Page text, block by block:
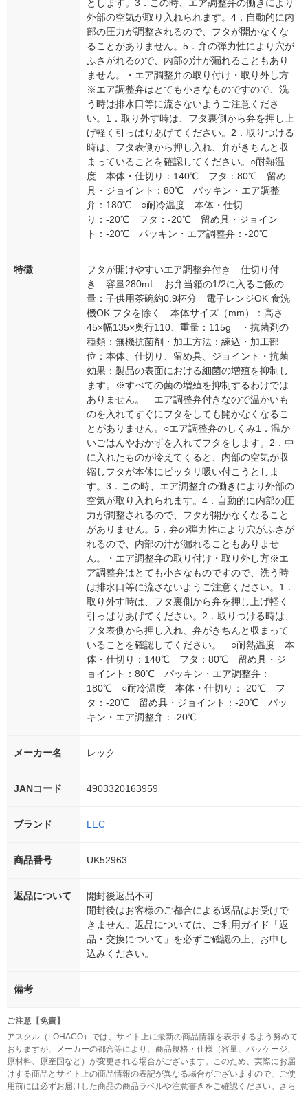
とします。3．この時、エア調整弁の働きにより
外部の空気が取り入れられます。4．自動的に内
部の圧力が調整されるので、フタが開かなくな
ることがありません。5．弁の弾力性により穴が
ふさがれるので、内部の汁が漏れることもあり
ません。・エア調整弁の取り付け・取り外し方
※エア調整弁はとても小さなものですので、洗
う時は排水口等に流さないようご注意くださ
い。1．取り外す時は、フタ裏側から弁を押し上
げ軽く引っぱりあげてください。2．取りつける
時は、フタ表側から押し入れ、弁がきちんと収
まっていることを確認してください。○耐熱温
度 本体・仕切り：140℃ フタ：80℃ 留め
具・ジョイント：80℃ パッキン・エア調整
弁：180℃ ○耐冷温度 本体・仕切
り：-20℃ フタ：-20℃ 留め具・ジョイン
ト：-20℃ パッキン・エア調整弁：-20℃
特徴
フタが開けやすいエア調整弁付き 仕切り付
き 容量280mL お弁当箱の1/2に入るご飯の
量：子供用茶碗約0.9杯分 電子レンジOK 食洗
機OK フタを除く 本体サイズ（mm）：高さ
45×幅135×奥行110、重量：115g ・抗菌剤の
種類：無機抗菌剤・加工方法：練込・加工部
位：本体、仕切り、留め具、ジョイント・抗菌
効果：製品の表面における細菌の増殖を抑制し
ます。※すべての菌の増殖を抑制するわけでは
ありません。 エア調整弁付きなので温かいも
のを入れてすぐにフタをしても開かなくなるこ
とがありません。○エア調整弁のしくみ1．温か
いごはんやおかずを入れてフタをします。2．中
に入れたものが冷えてくると、内部の空気が収
縮しフタが本体にピッタリ吸い付こうとしま
す。3．この時、エア調整弁の働きにより外部の
空気が取り入れられます。4．自動的に内部の圧
力が調整されるので、フタが開かなくなること
がありません。5．弁の弾力性により穴がふさが
れるので、内部の汁が漏れることもありませ
ん。・エア調整弁の取り付け・取り外し方※エ
ア調整弁はとても小さなものですので、洗う時
は排水口等に流さないようご注意ください。1．
取り外す時は、フタ裏側から弁を押し上げ軽く
引っぱりあげてください。2．取りつける時は、
フタ表側から押し入れ、弁がきちんと収まって
いることを確認してください。 ○耐熱温度 本
体・仕切り：140℃ フタ：80℃ 留め具・ジ
ョイント：80℃ パッキン・エア調整弁：
180℃ ○耐冷温度 本体・仕切り：-20℃ フ
タ：-20℃ 留め具・ジョイント：-20℃ パッ
キン・エア調整弁：-20℃
メーカー名 レック
JANコード 4903320163959
ブランド LEC
商品番号 UK52963
返品について
開封後返品不可
開封後はお客様のご都合による返品はお受けで
きません。返品については、ご利用ガイド「返
品・交換について」を必ずご確認の上、お申し
込みください。
備考
ご注意【免責】
アスクル（LOHACO）では、サイト上に最新の商品情報を表示するよう努めて
おりますが、メーカーの都合等により、商品規格・仕様（容量、パッケージ、
原材料、原産国など）が変更される場合がございます。このため、実際にお届
けする商品とサイト上の商品情報の表記が異なる場合がございますので、ご使
用前には必ずお届けした商品の商品ラベルや注意書きをご確認ください。さら